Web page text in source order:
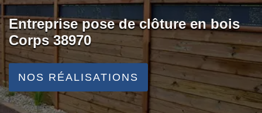
Entreprise pose de clôture en bois
Corps 38970
NOS RÉALISATIONS